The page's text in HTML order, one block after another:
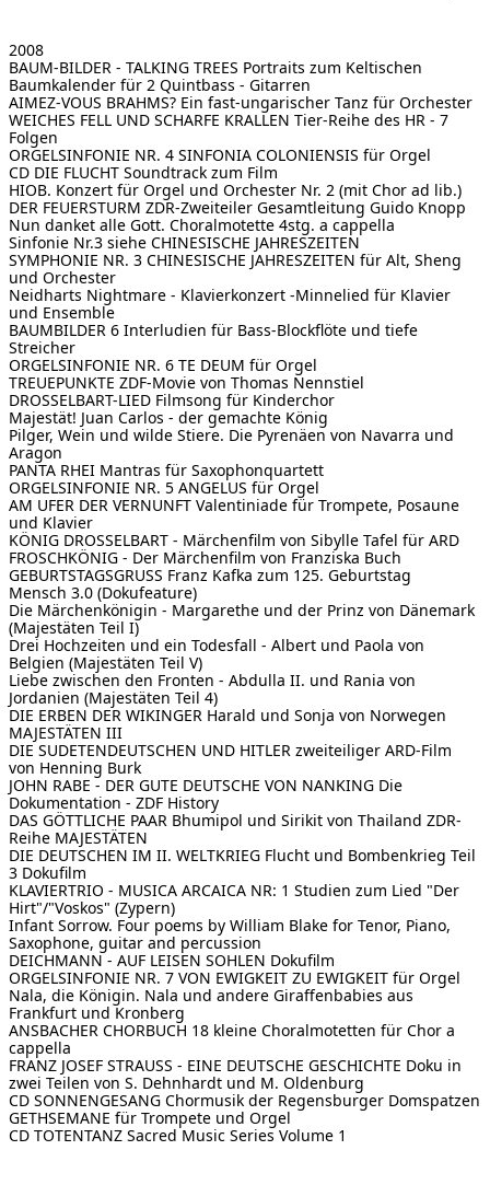
2008
BAUM-BILDER - TALKING TREES Portraits zum Keltischen
Baumkalender für 2 Quintbass - Gitarren
AIMEZ-VOUS BRAHMS? Ein fast-ungarischer Tanz für Orchester
WEICHES FELL UND SCHARFE KRALLEN Tier-Reihe des HR - 7
Folgen
ORGELSINFONIE NR. 4 SINFONIA COLONIENSIS für Orgel
CD DIE FLUCHT Soundtrack zum Film
HIOB. Konzert für Orgel und Orchester Nr. 2 (mit Chor ad lib.)
DER FEUERSTURM ZDR-Zweiteiler Gesamtleitung Guido Knopp
Nun danket alle Gott. Choralmotette 4stg. a cappella
Sinfonie Nr.3 siehe CHINESISCHE JAHRESZEITEN
SYMPHONIE NR. 3 CHINESISCHE JAHRESZEITEN für Alt, Sheng
und Orchester
Neidharts Nightmare - Klavierkonzert -Minnelied für Klavier
und Ensemble
BAUMBILDER 6 Interludien für Bass-Blockflöte und tiefe
Streicher
ORGELSINFONIE NR. 6 TE DEUM für Orgel
TREUEPUNKTE ZDF-Movie von Thomas Nennstiel
DROSSELBART-LIED Filmsong für Kinderchor
Majestät! Juan Carlos - der gemachte König
Pilger, Wein und wilde Stiere. Die Pyrenäen von Navarra und
Aragon
PANTA RHEI Mantras für Saxophonquartett
ORGELSINFONIE NR. 5 ANGELUS für Orgel
AM UFER DER VERNUNFT Valentiniade für Trompete, Posaune
und Klavier
KÖNIG DROSSELBART - Märchenfilm von Sibylle Tafel für ARD
FROSCHKÖNIG - Der Märchenfilm von Franziska Buch
GEBURTSTAGSGRUSS Franz Kafka zum 125. Geburtstag
Mensch 3.0 (Dokufeature)
Die Märchenkönigin - Margarethe und der Prinz von Dänemark
(Majestäten Teil I)
Drei Hochzeiten und ein Todesfall - Albert und Paola von
Belgien (Majestäten Teil V)
Liebe zwischen den Fronten - Abdulla II. und Rania von
Jordanien (Majestäten Teil 4)
DIE ERBEN DER WIKINGER Harald und Sonja von Norwegen
MAJESTÄTEN III
DIE SUDETENDEUTSCHEN UND HITLER zweiteiliger ARD-Film
von Henning Burk
JOHN RABE - DER GUTE DEUTSCHE VON NANKING Die
Dokumentation - ZDF History
DAS GÖTTLICHE PAAR Bhumipol und Sirikit von Thailand ZDR-
Reihe MAJESTÄTEN
DIE DEUTSCHEN IM II. WELTKRIEG Flucht und Bombenkrieg Teil
3 Dokufilm
KLAVIERTRIO - MUSICA ARCAICA NR: 1 Studien zum Lied "Der
Hirt"/"Voskos" (Zypern)
Infant Sorrow. Four poems by William Blake for Tenor, Piano,
Saxophone, guitar and percussion
DEICHMANN - AUF LEISEN SOHLEN Dokufilm
ORGELSINFONIE NR. 7 VON EWIGKEIT ZU EWIGKEIT für Orgel
Nala, die Königin. Nala und andere Giraffenbabies aus
Frankfurt und Kronberg
ANSBACHER CHORBUCH 18 kleine Choralmotetten für Chor a
cappella
FRANZ JOSEF STRAUSS - EINE DEUTSCHE GESCHICHTE Doku in
zwei Teilen von S. Dehnhardt und M. Oldenburg
CD SONNENGESANG Chormusik der Regensburger Domspatzen
GETHSEMANE für Trompete und Orgel
CD TOTENTANZ Sacred Music Series Volume 1